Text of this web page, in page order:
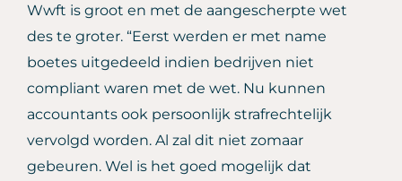
Wwft is groot en met de aangescherpte wet
des te groter. “Eerst werden er met name
boetes uitgedeeld indien bedrijven niet
compliant waren met de wet. Nu kunnen
accountants ook persoonlijk strafrechtelijk
vervolgd worden. Al zal dit niet zomaar
gebeuren. Wel is het goed mogelijk dat